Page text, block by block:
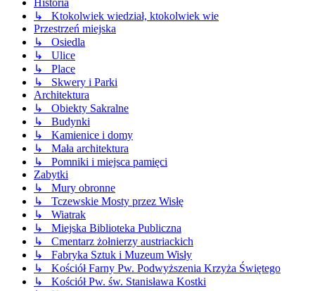
Historia
↳ Ktokolwiek wiedział, ktokolwiek wie
Przestrzeń miejska
↳ Osiedla
↳ Ulice
↳ Place
↳ Skwery i Parki
Architektura
↳ Obiekty Sakralne
↳ Budynki
↳ Kamienice i domy
↳ Mała architektura
↳ Pomniki i miejsca pamięci
Zabytki
↳ Mury obronne
↳ Tczewskie Mosty przez Wisłę
↳ Wiatrak
↳ Miejska Biblioteka Publiczna
↳ Cmentarz żołnierzy austriackich
↳ Fabryka Sztuk i Muzeum Wisły
↳ Kościół Farny Pw. Podwyższenia Krzyża Świętego
↳ Kościół Pw. św. Stanisława Kostki